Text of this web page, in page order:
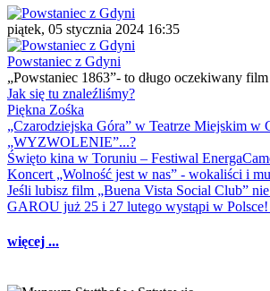
piątek, 05 stycznia 2024 16:35
Powstaniec z Gdyni
„Powstaniec 1863”- to długo oczekiwany
Jak się tu znaleźliśmy?
Piękna Zośka
„Czarodziejska Góra” w Teatrze Miejskim w
„WYZWOLENIE”...?
Święto kina w Toruniu – Festiwal
Koncert „Wolność jest w nas” - wokaliści i
Jeśli lubisz film „Buena Vista Social Club”
GAROU już 25 i 27 lutego wystąpi w
więcej ...